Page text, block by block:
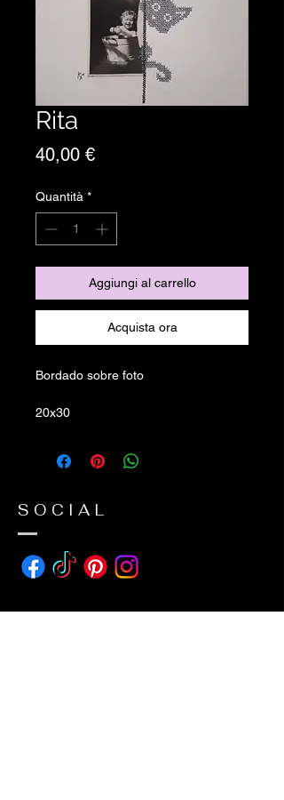
Rita
40,00 €Prezzo
Quantità *
Aggiungi al carrello
Acquista ora
Bordado sobre foto
20x30
SOCIAL